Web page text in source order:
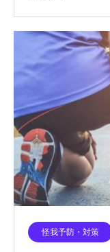
怪我予防・対策